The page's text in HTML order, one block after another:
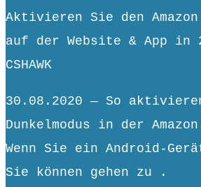
Aktivieren Sie den Amazon
auf der Website & App
CSHAWK
30.08.2020 — So
Dunkelmodus in der
Wenn Sie ein Android-
Sie können gehen zu .